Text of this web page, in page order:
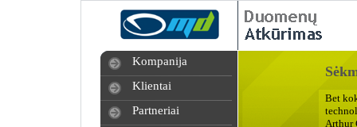
Bet
Arthur
Kompanija
Klientai
Partneriai